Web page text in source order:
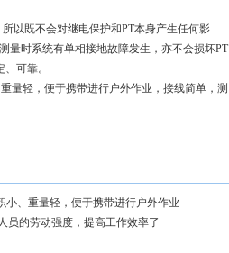
以既不会对继电保护和PT本身产生任何影
量时系统有单相接地故障发生，亦不会损坏PT
可靠。
量轻，便于携带进行户外作业，接线简单，测
小、重量轻，便于携带进行户外作业
员的劳动强度，提高工作效率了